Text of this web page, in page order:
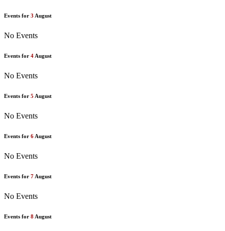
Events for 3 August
No Events
Events for 4 August
No Events
Events for 5 August
No Events
Events for 6 August
No Events
Events for 7 August
No Events
Events for 8 August